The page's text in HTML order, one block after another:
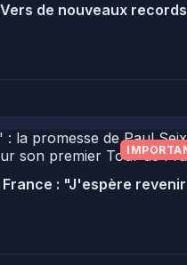
de nouveaux
France : "J'espère revenir